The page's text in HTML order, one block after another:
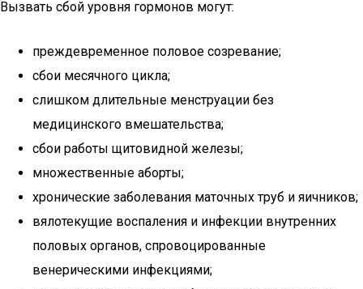
Вызвать сбой уровня гормонов могут:
преждевременное половое созревание;
сбои месячного цикла;
слишком длительные менструации без
медицинского вмешательства;
сбои работы щитовидной железы;
множественные аборты;
хронические заболевания маточных труб и яичников;
вялотекущие воспаления и инфекции внутренних
половых органов, спровоцированные
венерическими инфекциями;